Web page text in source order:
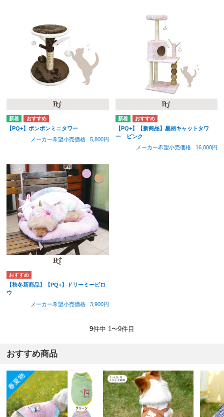
【PQ+】ポンポンミニタワー
メーカー希望小売価格
5,800円
【PQ+】【新商品】星柄キャットタワ
ー ピンク
メーカー希望小売価格
16,000円
【秋冬新商品】【PQ+】ドリーミーピロ
ウ
メーカー希望小売価格
3,900円
9件中 1〜9件目
おすすめ商品